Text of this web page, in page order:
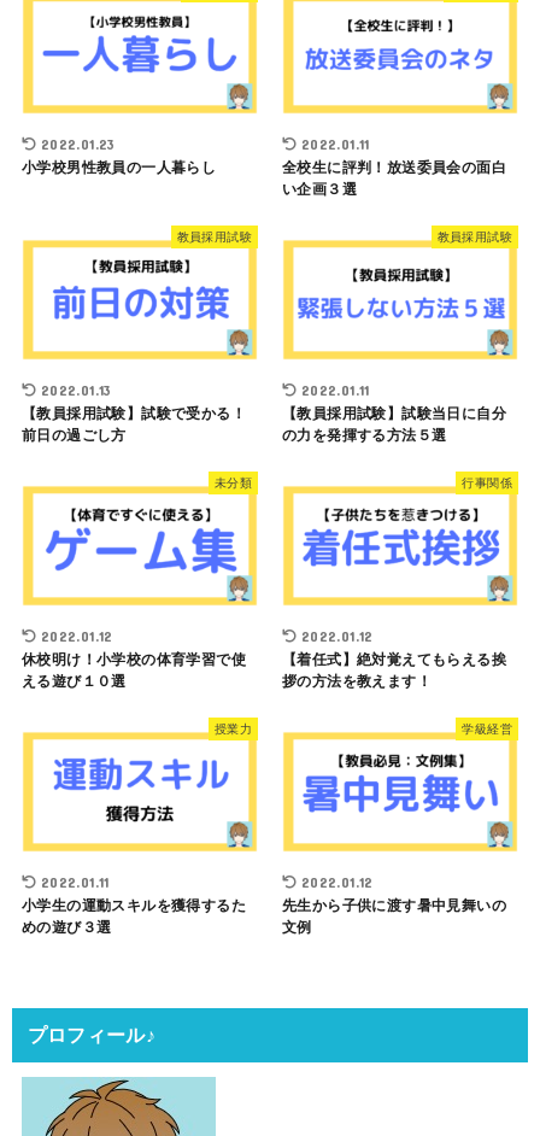
2022.01.23
小学校男性教員の一人暮らし
2022.01.11
全校生に評判！放送委員会の面白
い企画３選
教員採用試験
2022.01.13
【教員採用試験】試験で受かる！
前日の過ごし方
教員採用試験
2022.01.11
【教員採用試験】試験当日に自分
の力を発揮する方法５選
未分類
2022.01.12
休校明け！小学校の体育学習で使
える遊び１０選
行事関係
2022.01.12
【着任式】絶対覚えてもらえる挨
拶の方法を教えます！
授業力
2022.01.11
小学生の運動スキルを獲得するた
めの遊び３選
学級経営
2022.01.12
先生から子供に渡す暑中見舞いの
文例
プロフィール♪